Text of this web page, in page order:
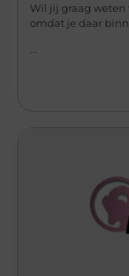
Wil jij graag weten
omdat je daar
...